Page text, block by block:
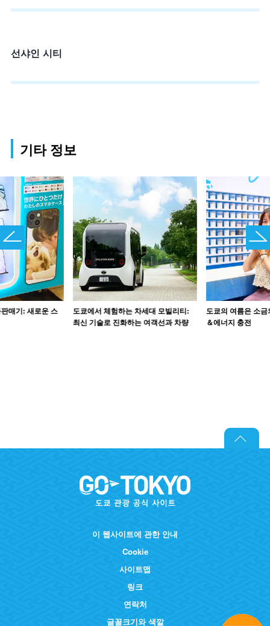
선샤인 시티
기타 정보
매기: 새로운 스
도쿄에서 체험하는 차세대 모빌리티:
최신 기술로 진화하는 여객선과 차량
도쿄의 여름은 소
＆에너지 충전
이 웹사이트에 관한 안내
Cookie
사이트맵
링크
연락처
글꼴크기와 색깔